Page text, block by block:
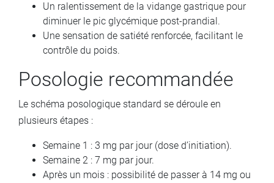
Un ralentissement de la vidange gastrique pour
diminuer le pic glycémique post-prandial.
Une sensation de satiété renforcée, facilitant le
contrôle du poids.
Posologie recommandée
Le schéma posologique standard se déroule en
plusieurs étapes :
Semaine 1 : 3 mg par jour (dose d’initiation).
Semaine 2 : 7 mg par jour.
Après un mois : possibilité de passer à 14 mg ou